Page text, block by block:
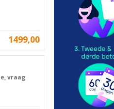
1499,00
vraag